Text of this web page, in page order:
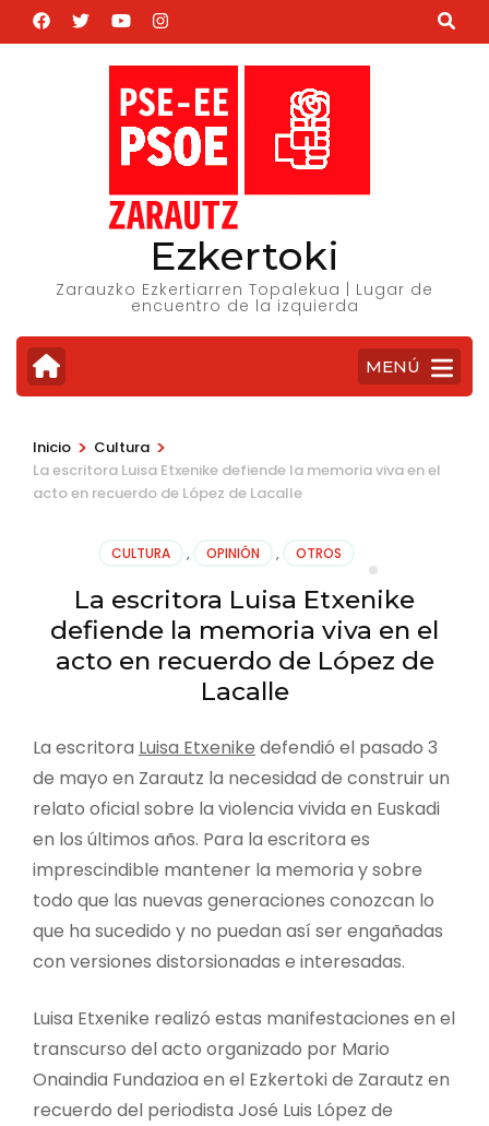
Saltar
al
Ezkertoki
Zarauzko Ezkertiarren Topalekua | Lugar de
encuentro de la izquierda
MENÚ
Inicio > Cultura >
La escritora Luisa Etxenike defiende la memoria viva en el
acto en recuerdo de López de Lacalle
CULTURA , OPINIÓN , OTROS
La escritora Luisa Etxenike
defiende la memoria viva en el
acto en recuerdo de López de
Lacalle
La escritora Luisa Etxenike defendió el pasado 3
de mayo en Zarautz la necesidad de construir un
relato oficial sobre la violencia vivida en Euskadi
en los últimos años. Para la escritora es
imprescindible mantener la memoria y sobre
todo que las nuevas generaciones conozcan lo
que ha sucedido y no puedan así ser engañadas
con versiones distorsionadas e interesadas.
Luisa Etxenike realizó estas manifestaciones en el
transcurso del acto organizado por Mario
Onaindia Fundazioa en el Ezkertoki de Zarautz en
recuerdo del periodista José Luis López de